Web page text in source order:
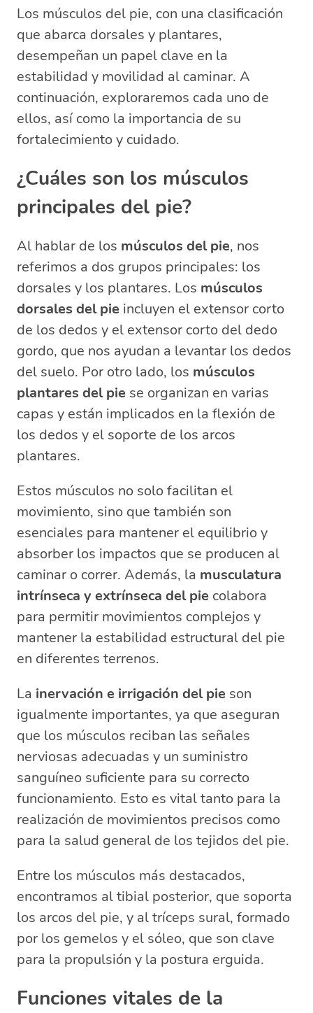
Exploración detallada de las preguntas
frecuentes sobre los músculos del pie
¿Cuáles son los músculos del pie?
¿Qué músculo permite mover el pie?
¿Qué músculo permite mantener en
pie?
¿Cómo se llama el músculo de la
planta del pie?
Los músculos del pie, con una clasificación
que abarca dorsales y plantares,
desempeñan un papel clave en la
estabilidad y movilidad al caminar. A
continuación, exploraremos cada uno de
ellos, así como la importancia de su
fortalecimiento y cuidado.
¿Cuáles son los músculos
principales del pie?
Al hablar de los músculos del pie, nos
referimos a dos grupos principales: los
dorsales y los plantares. Los músculos
dorsales del pie incluyen el extensor corto
de los dedos y el extensor corto del dedo
gordo, que nos ayudan a levantar los dedos
del suelo. Por otro lado, los músculos
plantares del pie se organizan en varias
capas y están implicados en la flexión de
los dedos y el soporte de los arcos
plantares.
Estos músculos no solo facilitan el
movimiento, sino que también son
esenciales para mantener el equilibrio y
absorber los impactos que se producen al
caminar o correr. Además, la musculatura
intrínseca y extrínseca del pie colabora
para permitir movimientos complejos y
mantener la estabilidad estructural del pie
en diferentes terrenos.
La inervación e irrigación del pie son
igualmente importantes, ya que aseguran
que los músculos reciban las señales
nerviosas adecuadas y un suministro
sanguíneo suficiente para su correcto
funcionamiento. Esto es vital tanto para la
realización de movimientos precisos como
para la salud general de los tejidos del pie.
Entre los músculos más destacados,
encontramos al tibial posterior, que soporta
los arcos del pie, y al tríceps sural, formado
por los gemelos y el sóleo, que son clave
para la propulsión y la postura erguida.
Funciones vitales de la